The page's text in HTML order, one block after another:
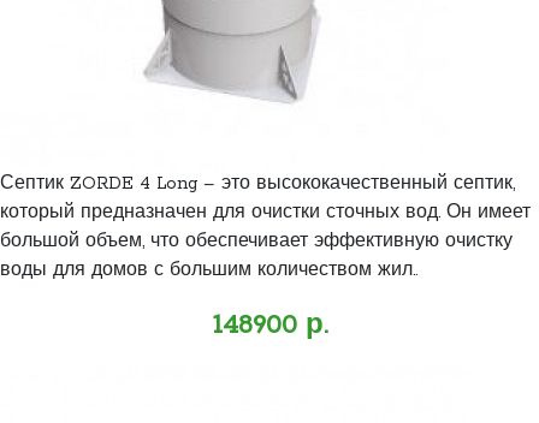
Септик ZORDE 4 Long – это высококачественный септик,
который предназначен для очистки сточных вод. Он имеет
большой объем, что обеспечивает эффективную очистку
воды для домов с большим количеством жил..
148900 р.